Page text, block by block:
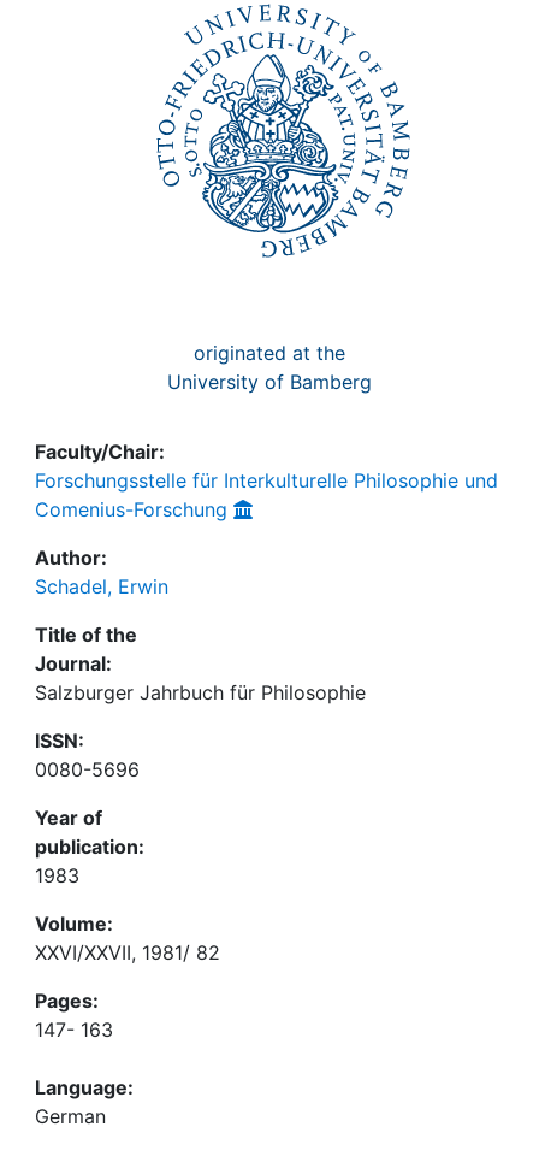
originated at the
University of Bamberg
Faculty/Chair:
Forschungsstelle für Interkulturelle Philosophie und
Comenius-Forschung
Author:
Schadel, Erwin
Title of the
Journal:
Salzburger Jahrbuch für Philosophie
ISSN:
0080-5696
Year of
publication:
1983
Volume:
XXVI/XXVII, 1981/ 82
Pages:
147- 163
Language:
German